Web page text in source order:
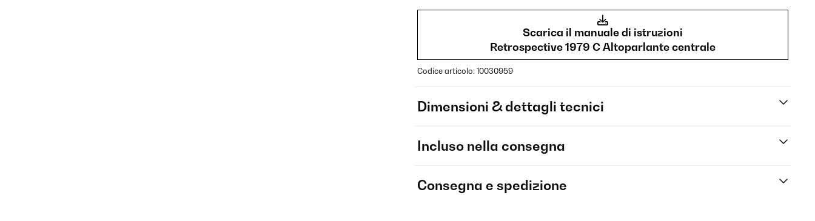
Scarica il manuale di istruzioni
Retrospective 1979 C Altoparlante centrale
Codice articolo: 10030959
Dimensioni & dettagli tecnici
Incluso nella consegna
Consegna e spedizione